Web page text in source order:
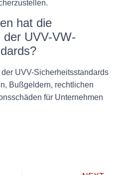
hat die
der UVV-VW-
UVV-Sicherheitsstandards
Bußgeldern, rechtlichen
für Unternehmen